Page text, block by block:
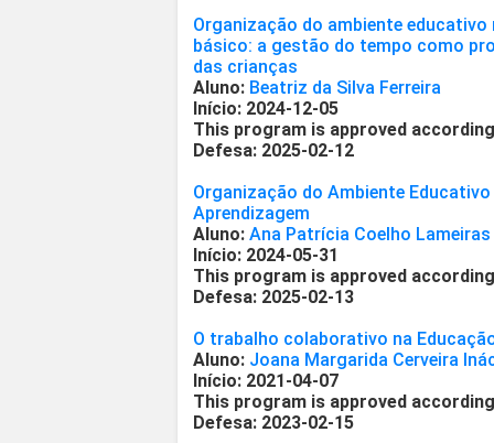
Organização do ambiente
básico: a gestão do tempo como
das crianças
Aluno: Beatriz da Silva Ferreira
Início: 2024-12-05
This program is approved
Defesa: 2025-02-12
Organização do Ambiente
Aprendizagem
Aluno:Ana Patrícia Coelho Lameiras
Início: 2024-05-31
This program is approved
Defesa: 2025-02-13
O trabalho colaborativo na
Aluno: Joana Margarida Cerveira
Início: 2021-04-07
This program is approved
Defesa: 2023-02-15